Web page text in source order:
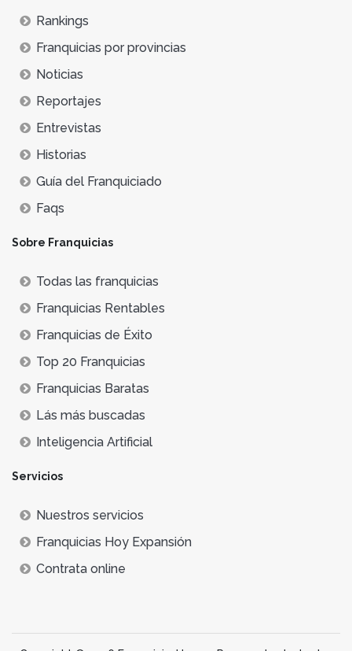
Rankings
Franquicias por provincias
Noticias
Reportajes
Entrevistas
Historias
Guía del Franquiciado
Faqs
Sobre Franquicias
Todas las franquicias
Franquicias Rentables
Franquicias de Éxito
Top 20 Franquicias
Franquicias Baratas
Lás más buscadas
Inteligencia Artificial
Servicios
Nuestros servicios
Franquicias Hoy Expansión
Contrata online